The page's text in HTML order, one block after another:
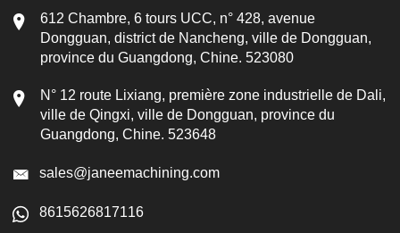
612 Chambre, 6 tours UCC, n° 428, avenue
Dongguan, district de Nancheng, ville de Dongguan,
province du Guangdong, Chine. 523080
N° 12 route Lixiang, première zone industrielle de Dali,
ville de Qingxi, ville de Dongguan, province du
Guangdong, Chine. 523648
sales@janeemachining.com
8615626817116